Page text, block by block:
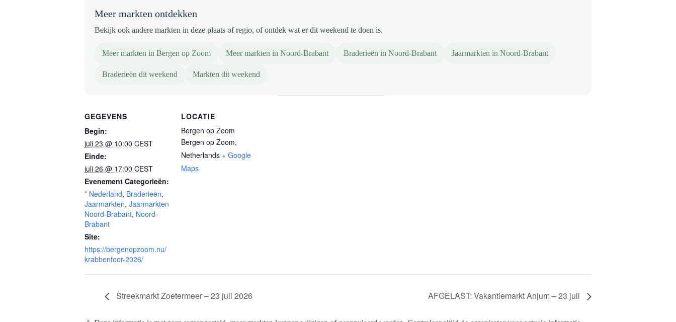
Meer markten ontdekken
Bekijk ook andere markten in deze plaats of regio, of ontdek wat er dit weekend te doen is.
Meer markten in Bergen op Zoom Meer markten in Noord-Brabant Braderieën in Noord-Brabant Jaarmarkten in Noord-Brabant
Braderieën dit weekend Markten dit weekend
GEGEVENS
Begin:
juli 23 @ 10:00 CEST
Einde:
juli 26 @ 17:00 CEST
Evenement Categorieën:
* Nederland, Braderieën,
Jaarmarkten, Jaarmarkten
Noord-Brabant, Noord-
Brabant
Site:
https://bergenopzoom.nu/
krabbenfoor-2026/
LOCATIE
Bergen op Zoom
Bergen op Zoom,
Netherlands + Google
Maps
Streekmarkt Zoetermeer – 23 juli 2026 AFGELAST: Vakantiemarkt Anjum – 23 juli